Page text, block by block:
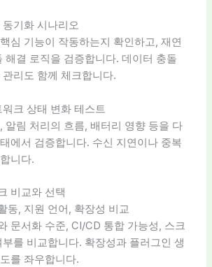
기화 시나리오
심 기능이 작동하는지 확인하고, 재연
해결 로직을 검증합니다. 데이터 충돌
리도 함께 체크합니다.
크 상태 변화 테스트
알림 처리의 흐름, 배터리 영향 등을 다
에서 검증합니다. 수신 지연이나 중복
니다.
비교와 선택
동, 지원 언어, 확장성 비교
문서화 수준, CI/CD 통합 가능성, 스크
를 비교합니다. 확장성과 플러그인 생
를 좌우합니다.